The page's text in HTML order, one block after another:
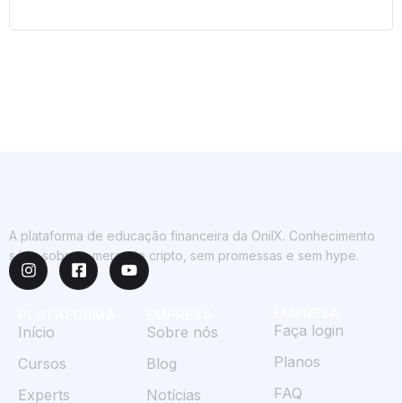
A plataforma de educação financeira da OnilX. Conhecimento
sério sobre o mercado cripto, sem promessas e sem hype.
Início
Cursos
Experts
Sobre nós
Blog
Notícias
Faça login
Planos
FAQ